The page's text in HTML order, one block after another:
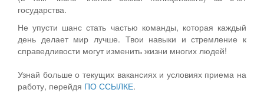
государства.
Не упусти шанс стать частью команды, которая каждый
день делает мир лучше. Твои навыки и стремление к
справедливости могут изменить жизни многих людей!
Узнай больше о текущих вакансиях и условиях приема на
работу, перейдя ПО ССЫЛКЕ.